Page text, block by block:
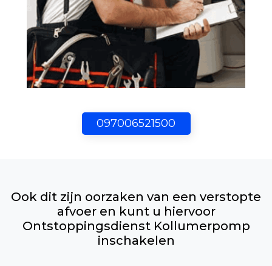
097006521500
Ook dit zijn oorzaken van een verstopte
afvoer en kunt u hiervoor
Ontstoppingsdienst Kollumerpomp
inschakelen